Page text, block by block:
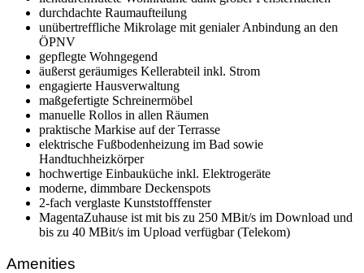
durchdachte Raumaufteilung
unübertreffliche Mikrolage mit genialer Anbindung an den
ÖPNV
gepflegte Wohngegend
äußerst geräumiges Kellerabteil inkl. Strom
engagierte Hausverwaltung
maßgefertigte Schreinermöbel
manuelle Rollos in allen Räumen
praktische Markise auf der Terrasse
elektrische Fußbodenheizung im Bad sowie
Handtuchheizkörper
hochwertige Einbauküche inkl. Elektrogeräte
moderne, dimmbare Deckenspots
2-fach verglaste Kunststofffenster
MagentaZuhause ist mit bis zu 250 MBit/s im Download und
bis zu 40 MBit/s im Upload verfügbar (Telekom)
Amenities